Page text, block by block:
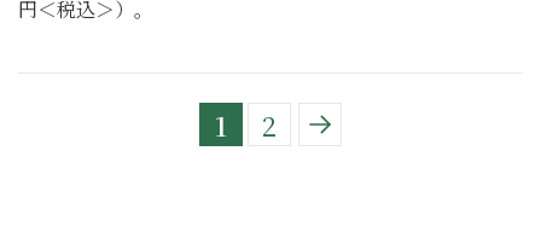
円＜税込＞）。
1 2